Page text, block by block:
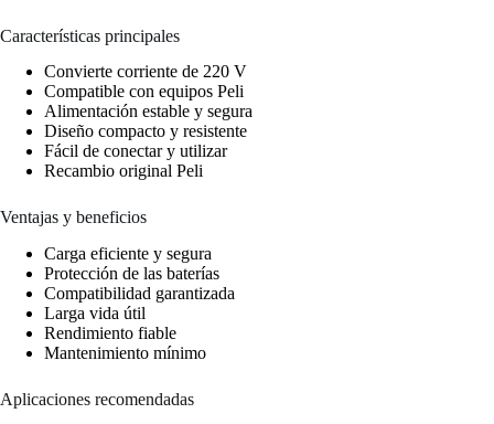
Características principales
Convierte corriente de 220 V
Compatible con equipos Peli
Alimentación estable y segura
Diseño compacto y resistente
Fácil de conectar y utilizar
Recambio original Peli
Ventajas y beneficios
Carga eficiente y segura
Protección de las baterías
Compatibilidad garantizada
Larga vida útil
Rendimiento fiable
Mantenimiento mínimo
Aplicaciones recomendadas